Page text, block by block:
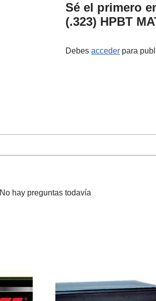
Sé el primero
(.323) HPBT
Debes acceder para
No hay preguntas todavía